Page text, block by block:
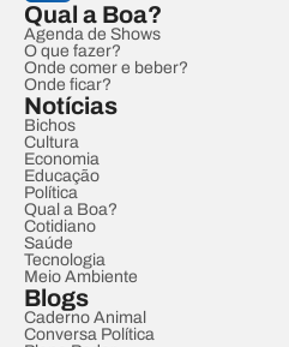
Qual a Boa?
Agenda de Shows
O que fazer?
Onde comer e beber?
Onde ficar?
Notícias
Bichos
Cultura
Economia
Educação
Política
Qual a Boa?
Cotidiano
Saúde
Tecnologia
Meio Ambiente
Blogs
Caderno Animal
Conversa Política